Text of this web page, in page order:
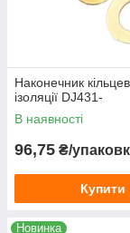
Наконечник
ізоляції DJ431-
В наявності
96,75 ₴/
Купити
Новинка